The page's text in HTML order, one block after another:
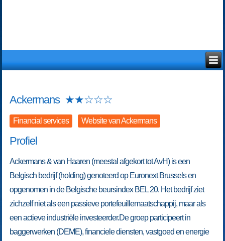
Ackermans ★★☆☆☆
Financial services Website van Ackermans
Profiel
Ackermans & van Haaren (meestal afgekort tot AvH) is een
Belgisch bedrijf (holding) genoteerd op Euronext Brussels en
opgenomen in de Belgische beursindex BEL 20. Het bedrijf ziet
zichzelf niet als een passieve portefeuillemaatschappij, maar als
een actieve industriële investeerder.De groep participeert in
baggerwerken (DEME), financiele diensten, vastgoed en energie